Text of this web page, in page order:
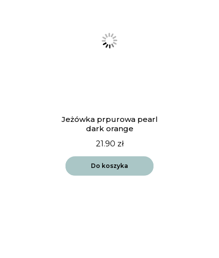
Jeżówka prpurowa pearl
dark orange
21.90 zł
Do koszyka